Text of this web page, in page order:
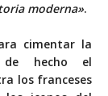
moderna».
cimentar la
de hecho el
los franceses